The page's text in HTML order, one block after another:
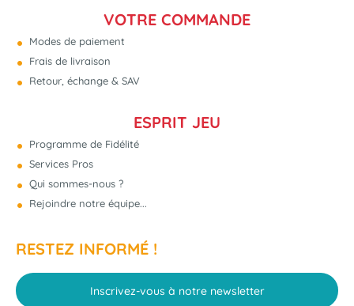
VOTRE COMMANDE
Modes de paiement
Frais de livraison
Retour, échange & SAV
ESPRIT JEU
Programme de Fidélité
Services Pros
Qui sommes-nous ?
Rejoindre notre équipe...
RESTEZ INFORMÉ !
Inscrivez-vous à notre newsletter